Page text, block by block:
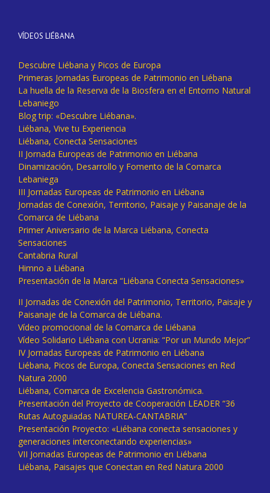
VÍDEOS LIÉBANA
Descubre Liébana y Picos de Europa
Primeras Jornadas Europeas de Patrimonio en Liébana
La huella de la Reserva de la Biosfera en el Entorno Natural
Lebaniego
Blog trip: «Descubre Liébana».
Liébana, Vive tu Experiencia
Liébana, Conecta Sensaciones
II Jornada Europeas de Patrimonio en Liébana
Dinamización, Desarrollo y Fomento de la Comarca
Lebaniega
III Jornadas Europeas de Patrimonio en Liébana
Jornadas de Conexión, Territorio, Paisaje y Paisanaje de la
Comarca de Liébana
Primer Aniversario de la Marca Liébana, Conecta
Sensaciones
Cantabria Rural
Himno a Liébana
Presentación de la Marca “Liébana Conecta Sensaciones»
II Jornadas de Conexión del Patrimonio, Territorio, Paisaje y
Paisanaje de la Comarca de Liébana.
Vídeo promocional de la Comarca de Liébana
Vídeo Solidario Liébana con Ucrania: “Por un Mundo Mejor”
IV Jornadas Europeas de Patrimonio en Liébana
Liébana, Picos de Europa, Conecta Sensaciones en Red
Natura 2000
Liébana, Comarca de Excelencia Gastronómica.
Presentación del Proyecto de Cooperación LEADER “36
Rutas Autoguiadas NATUREA-CANTABRIA”
Presentación Proyecto: «Liébana conecta sensaciones y
generaciones interconectando experiencias»
VII Jornadas Europeas de Patrimonio en Liébana
Liébana, Paisajes que Conectan en Red Natura 2000